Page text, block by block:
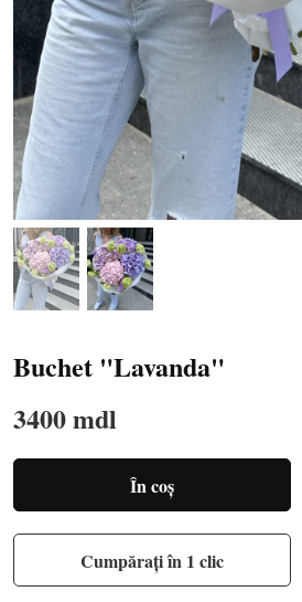
Buchet "Lavanda"
3400 mdl
În coș
Cumpărați în 1 clic